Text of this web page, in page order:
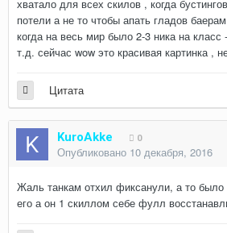
хватало для всех скилов , когда
потели а не то чтобы апать гладов
когда на весь мир было 2-3 ника на
т.д. сейчас wow это красивая картинка ,
Цитата
KuroAkke 0
Опубликовано 10 декабря, 2016
Жаль танкам отхил фиксанули, а то было
его а он 1 скиллом себе фулл